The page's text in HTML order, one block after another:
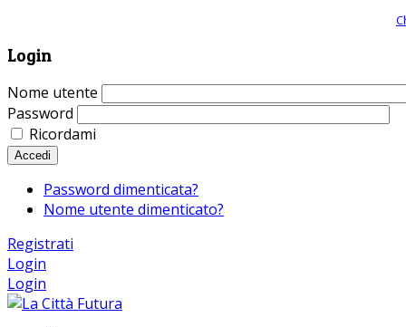
Login
Nome utente
Password
Ricordami
Accedi
Password dimenticata?
Nome utente dimenticato?
Registrati
Login
Login